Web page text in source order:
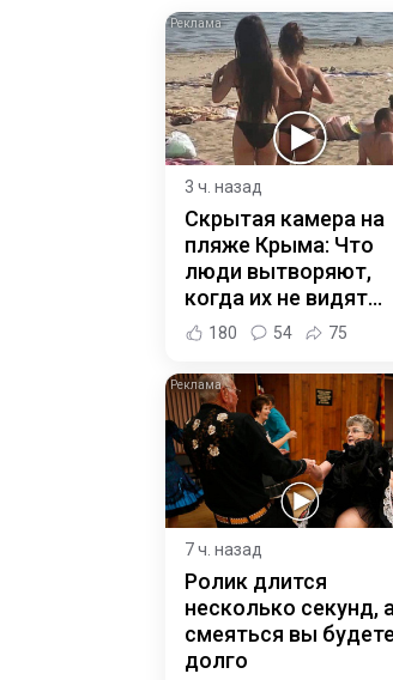
3 ч. назад
Скрытая камера на
пляже Крыма: Что
люди вытворяют,
когда их не видят...
180 54 75
7 ч. назад
Ролик длится
несколько секунд, а
смеяться вы будете
долго